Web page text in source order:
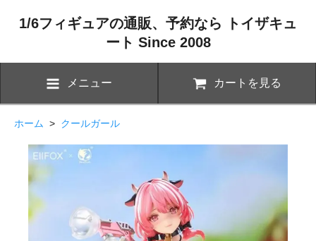
1/6フィギュアの通販、予約なら トイザキュ
ート Since 2008
メニュー カートを見る
ホーム > クールガール